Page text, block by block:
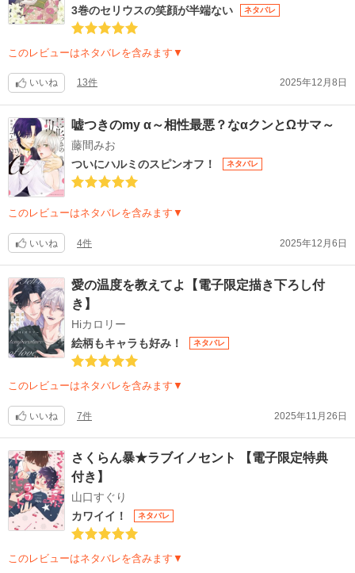
3巻のセリウスの笑顔が半端ない
ネタバレ
このレビューはネタバレを含みます▼
いいね 13件 2025年12月8日
嘘つきのmy α～相性最悪？なαクンとΩサマ～
藤間みお
ついにハルミのスピンオフ！
ネタバレ
このレビューはネタバレを含みます▼
いいね 4件 2025年12月6日
愛の温度を教えてよ【電子限定描き下ろし付
き】
Hiカロリー
絵柄もキャラも好み！
ネタバレ
このレビューはネタバレを含みます▼
いいね 7件 2025年11月26日
さくらん暴★ラブイノセント 【電子限定特典
付き】
山口すぐり
カワイイ！
ネタバレ
このレビューはネタバレを含みます▼